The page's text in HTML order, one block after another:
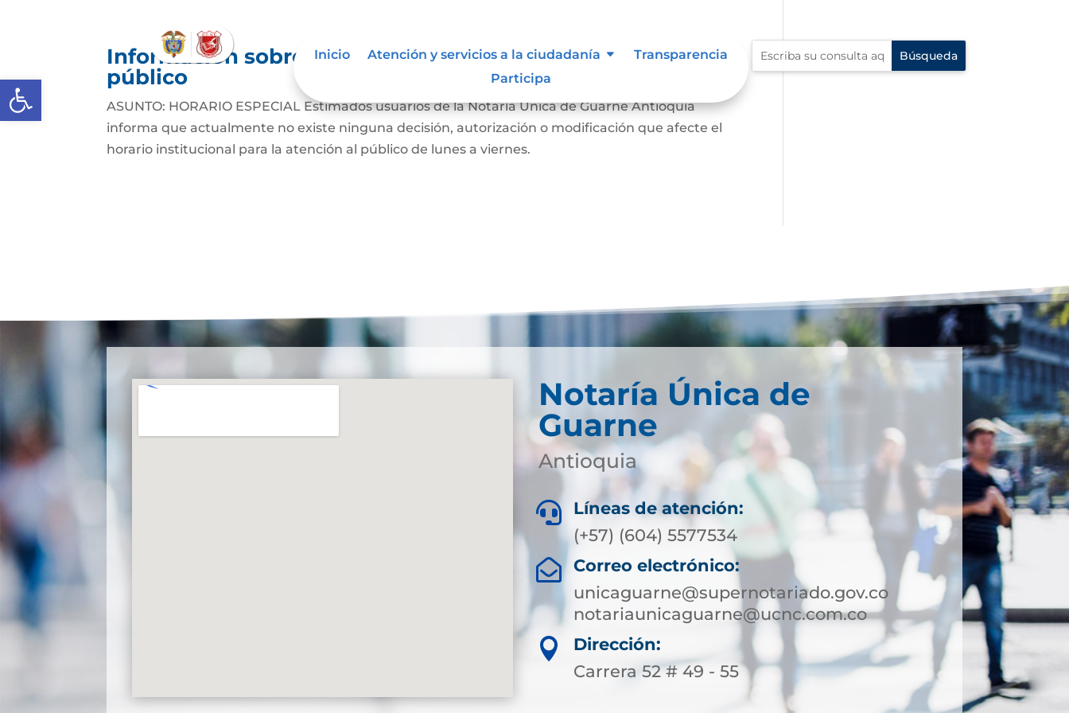
Abrir barra de herramientas
Inicio Atención y servicios a la ciudadanía
Transparencia
Participa
Información sobre decisiones que puede afectar al
público
ASUNTO: HORARIO ESPECIAL Estimados usuarios de la Notaría Única de Guarne Antioquia
informa que actualmente no existe ninguna decisión, autorización o modificación que afecte el
horario institucional para la atención al público de lunes a viernes.
Notaría Única de
Guarne
Antioquia

Líneas de atención:
(+57) (604) 5577534

Correo electrónico:
unicaguarne@supernotariado.gov.co
notariaunicaguarne@ucnc.com.co

Dirección:
Carrera 52 # 49 - 55